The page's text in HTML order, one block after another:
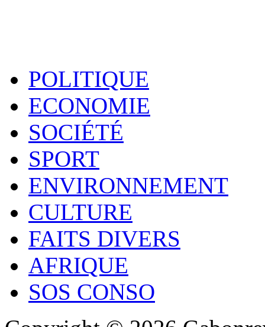
POLITIQUE
ECONOMIE
SOCIÉTÉ
SPORT
ENVIRONNEMENT
CULTURE
FAITS DIVERS
AFRIQUE
SOS CONSO